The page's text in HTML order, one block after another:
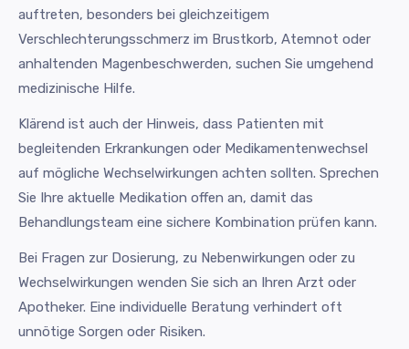
auftreten, besonders bei gleichzeitigem
Verschlechterungsschmerz im Brustkorb, Atemnot oder
anhaltenden Magenbeschwerden, suchen Sie umgehend
medizinische Hilfe.
Klärend ist auch der Hinweis, dass Patienten mit
begleitenden Erkrankungen oder Medikamentenwechsel
auf mögliche Wechselwirkungen achten sollten. Sprechen
Sie Ihre aktuelle Medikation offen an, damit das
Behandlungsteam eine sichere Kombination prüfen kann.
Bei Fragen zur Dosierung, zu Nebenwirkungen oder zu
Wechselwirkungen wenden Sie sich an Ihren Arzt oder
Apotheker. Eine individuelle Beratung verhindert oft
unnötige Sorgen oder Risiken.